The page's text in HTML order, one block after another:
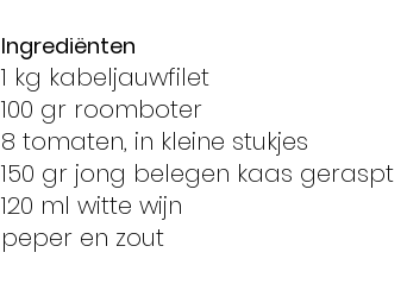
Ingrediënten
1 kg kabeljauwfilet
100 gr roomboter
8 tomaten, in kleine stukjes
150 gr jong belegen kaas geraspt
120 ml witte wijn
peper en zout